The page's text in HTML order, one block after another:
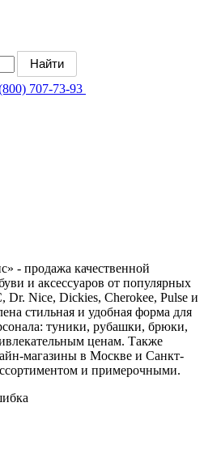
707-73-93
- продажа качественной
и аксессуаров от популярных
Nice, Dickies, Cherokee, Pulse и
стильная и удобная форма для
туники, рубашки, брюки,
ценам. Также
магазины в Москве и Санкт-
и примерочными.